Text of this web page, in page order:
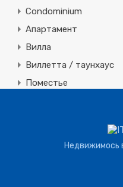
Condominium
Апартамент
Вилла
Виллетта / таунхаус
Поместье
Недвижимось